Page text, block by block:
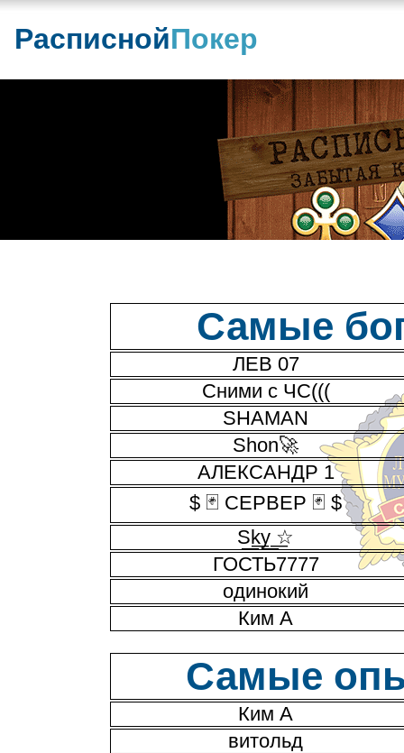
РасписнойПокер
Самые
ЛЕВ 07
Сними с ЧС(((
SHAMAN
Shon🚀
АЛЕКСАНДР 1
$ 🃏 СЕРВЕР 🃏 $
S͟k͟y͟ ͟☆
ГОСТЬ7777
одинокий
Ким А
Самые
Ким А
витольд